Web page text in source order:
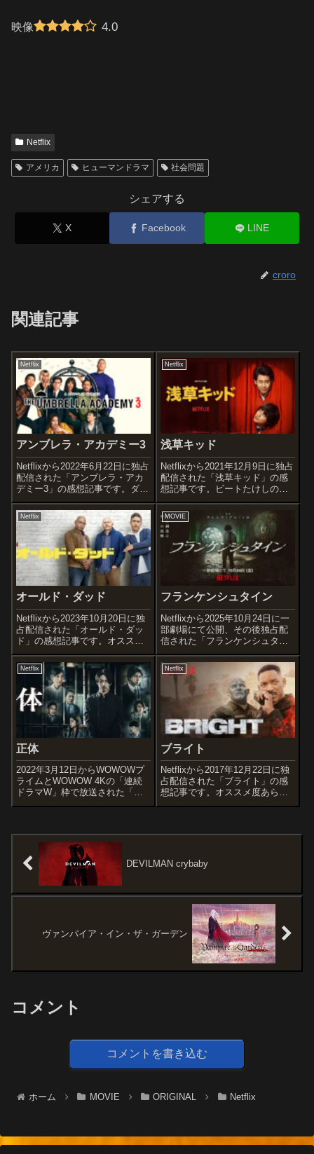
映像 4.0
Netflix
アメリカ ヒューマンドラマ 社会問題
シェアする
X Facebook LINE
croro
関連記事
Netflix
アンブレラ・アカデミー3
Netflixから2022年6月22日に独占
配信された「アンブレラ・アカ
デミー3」の感想記事です。ダー
クホースコミックスが発行した
コミックシリーズ『The
Umbrella Academy』を原作とし
た大ヒットドラマシリーズのシ
ーズン3作目...
Netflix
浅草キッド
Netflixから2021年12月9日に独占
配信された「浅草キッド」の感
想記事です。ビートたけしの小
説「浅草キッド」を原作とした
芸人・ビートたけしの誕生を描
いた作品です。オススメ度あら
すじ＆予告編フランス座の座長
で幻の浅草芸人・深見千三郎
に...
Netflix
オールド・ダッド
Netflixから2023年10月20日に独
占配信された「オールド・ダッ
ド」の感想記事です。オススメ
度あらすじ＆予告編若手CEO
に、大きな影響力をもつ幼稚園
の園長。幼い子供を持つ短気な
中年男は、2人の親友とともに変
わりゆく時代の流れに翻弄さ...
MOVIE
フランケンシュタイン
Netflixから2025年10月24日に一
部劇場にて公開、その後独占配
信された「フランケンシュタイ
ン」の感想記事です。メアリ
ー・シェリー原作小説の実写映
像化作品。オススメ度あらすじ
＆予告編天才だが傲慢な科学者
ヴィクター・フランケンシュタ
Netflix
正体
2022年3月12日からWOWOWプ
ライムとWOWOW 4Kの「連続
ドラマW」枠で放送された「正
体」の感想記事です。染井為人
すじ＆予告編脱獄した死刑囚は
逃走を続けながら、潜伏先で出
会っ...
Netflix
ブライト
Netflixから2017年12月22日に独
占配信された「ブライト」の感
想記事です。オススメ度あらす
じ＆予告編様々な種族が一触即
の警官コンビは絶大な魔力を持
争...
DEVILMAN crybaby
ヴァンパイア・イン・ザ・ガーデン
コメント
コメントを書き込む
ホーム MOVIE ORIGINAL Netflix